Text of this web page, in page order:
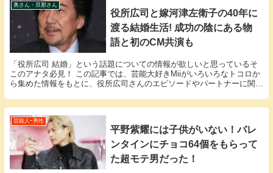
奥さん・旦那さん
役所広司と嫁河津左衛子の40年に
渡る結婚生活! 成功の陰にある物
語と初のCM共演も
「役所広司 結婚」という話題についての情報が欲しいと思っているそ
このアナタ必見！ この記事では、芸能大好きMiiがいろいろなトコロか
ら集めた情報をもとに、役所広司さんのエピソードやパートナーに関す
芸能人ｰ男性
平野紫耀には子供がいない！バレ
ンタインにチョコ64個をもらって
た超モテ男だった！